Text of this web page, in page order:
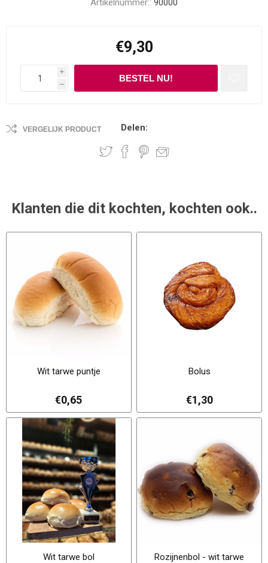
VERGELIJK PRODUCT
Artikelnummer:: 90000
€9,30
i
h
Delen:
Klanten die dit kochten, kochten ook..
Wit tarwe puntje
€0,65
Bolus
€1,30
Wit tarwe bol Rozijnenbol - wit tarwe